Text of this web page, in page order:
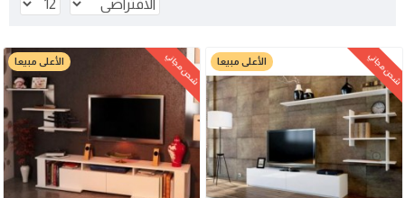
الأعلى مبيعا شحن مجاني الأعلى مبيعا شحن مجاني